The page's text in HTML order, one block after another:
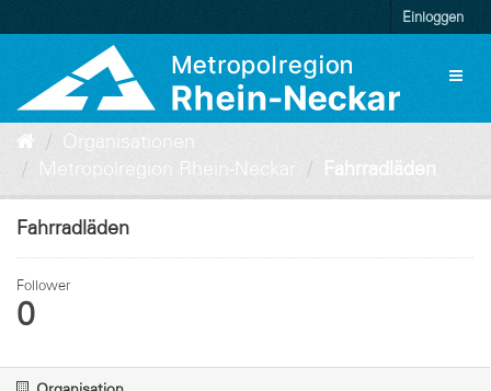
zum
Einloggen
Organisationen
Metropolregion Rhein-Neckar
Fahrradläden
Fahrradläden
Follower
0